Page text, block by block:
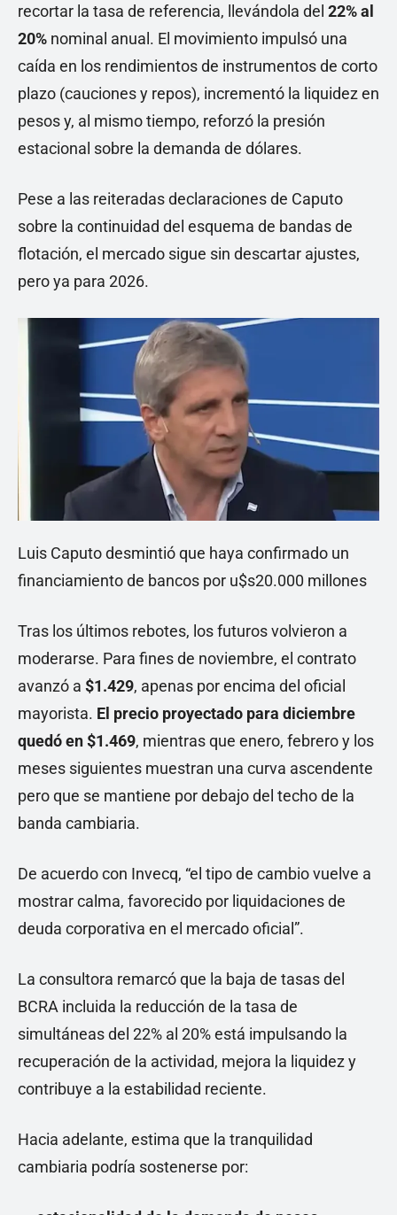
recortar la tasa de referencia, llevándola del 22% al
20% nominal anual. El movimiento impulsó una
caída en los rendimientos de instrumentos de corto
plazo (cauciones y repos), incrementó la liquidez en
pesos y, al mismo tiempo, reforzó la presión
estacional sobre la demanda de dólares.
Pese a las reiteradas declaraciones de Caputo
sobre la continuidad del esquema de bandas de
flotación, el mercado sigue sin descartar ajustes,
pero ya para 2026.
Luis Caputo desmintió que haya confirmado un
financiamiento de bancos por u$s20.000 millones
Tras los últimos rebotes, los futuros volvieron a
moderarse. Para fines de noviembre, el contrato
avanzó a $1.429, apenas por encima del oficial
mayorista. El precio proyectado para diciembre
quedó en $1.469, mientras que enero, febrero y los
meses siguientes muestran una curva ascendente
pero que se mantiene por debajo del techo de la
banda cambiaria.
De acuerdo con Invecq, “el tipo de cambio vuelve a
mostrar calma, favorecido por liquidaciones de
deuda corporativa en el mercado oficial”.
La consultora remarcó que la baja de tasas del
BCRA incluida la reducción de la tasa de
simultáneas del 22% al 20% está impulsando la
recuperación de la actividad, mejora la liquidez y
contribuye a la estabilidad reciente.
Hacia adelante, estima que la tranquilidad
cambiaria podría sostenerse por: